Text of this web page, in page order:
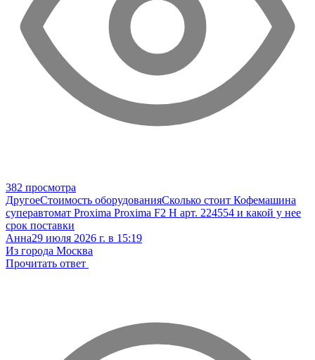
382 просмотра
ДругоеСтоимость оборудованияСколько стоит Кофемашина
суперавтомат Proxima Proxima F2 H арт. 224554 и какой у нее
срок поставки
Анна29 июля 2026 г. в 15:19
Из города Москва
Прочитать ответ